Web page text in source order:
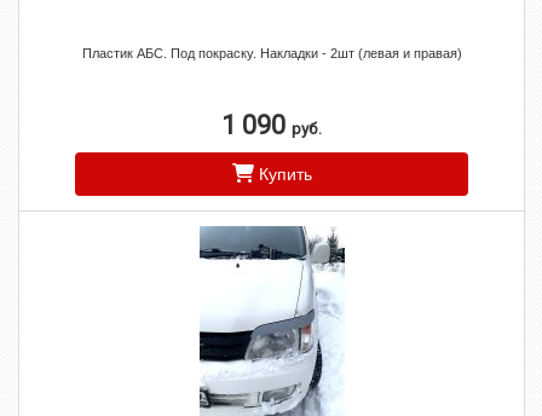
Пластик АБС. Под покраску. Накладки - 2шт (левая и правая)
1 090 руб.
Купить